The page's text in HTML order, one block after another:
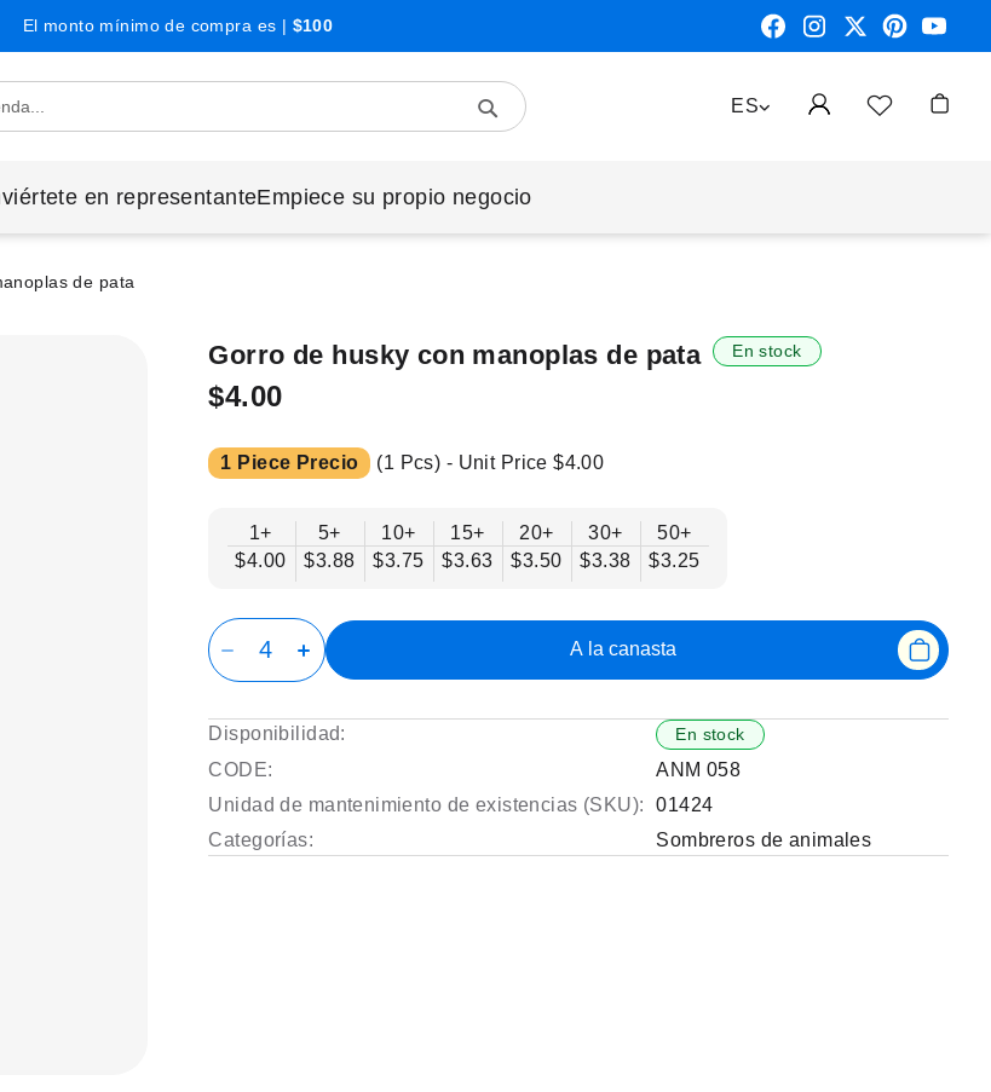
El monto mínimo de compra es | $100
LENGUAJE
ES
Search
en representanteEmpiece su propio negocio
de pata
Gorro de husky con manoplas de pata En stock
$4.00
1 Piece Precio (1 Pcs) - Unit Price$4.00
1+
$4.00
5+
$3.88
10+
$3.75
15+
$3.63
20+
$3.50
30+
$3.38
50+
$3.25
A la canasta
Disponibilidad: En stock
CODE:
ANM 058
Unidad de mantenimiento de existencias (SKU):
01424
Categorías:
Sombreros de animales